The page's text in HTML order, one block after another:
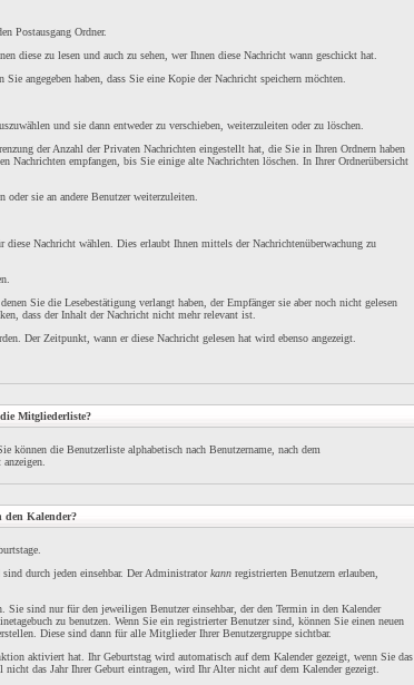
Postausgang Ordner.
diese zu lesen und auch zu sehen, wer Ihnen diese Nachricht wann geschickt hat.
angegeben haben, dass Sie eine Kopie der Nachricht speichern möchten.
und sie dann entweder zu verschieben, weiterzuleiten oder zu löschen.
der Anzahl der Privaten Nachrichten eingestellt hat, die Sie in Ihren Ordnern haben
Nachrichten empfangen, bis Sie einige alte Nachrichten löschen. In Ihrer Ordnerübersicht
sie an andere Benutzer weiterzuleiten.
Nachricht wählen. Dies erlaubt Ihnen mittels der Nachrichtenüberwachung zu
Sie die Lesebestätigung verlangt haben, der Empfänger sie aber noch nicht gelesen
dass der Inhalt der Nachricht nicht mehr relevant ist.
Der Zeitpunkt, wann er diese Nachricht gelesen hat wird ebenso angezeigt.
Mitgliederliste?
können die Benutzerliste alphabetisch nach Benutzername, nach dem
den Kalender?
durch jeden einsehbar. Der Administratorkann registrierten Benutzern erlauben,
Sie sind nur für den jeweiligen Benutzer einsehbar, der den Termin in den Kalender
zu benutzen. Wenn Sie ein registrierter Benutzer sind, können Sie einen neuen
Diese sind dann für alle Mitglieder Ihrer Benutzergruppe sichtbar.
aktiviert hat. Ihr Geburtstag wird automatisch auf dem Kalender gezeigt, wenn Sie das
das Jahr Ihrer Geburt eintragen, wird Ihr Alter nicht auf dem Kalender gezeigt.